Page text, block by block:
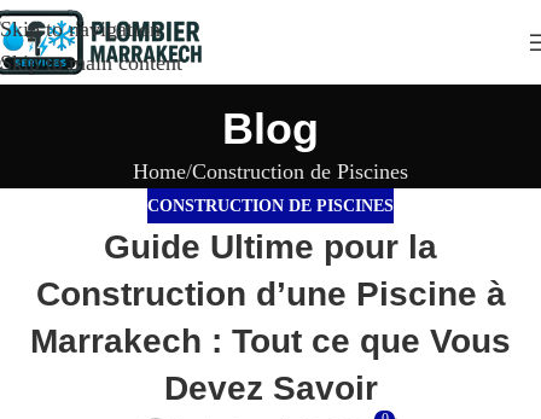
Skip to navigation
Skip to main content
Blog
Home Construction de Piscines
CONSTRUCTION DE PISCINES
Guide Ultime pour la
Construction d’une Piscine à
Marrakech : Tout ce que Vous
Devez Savoir